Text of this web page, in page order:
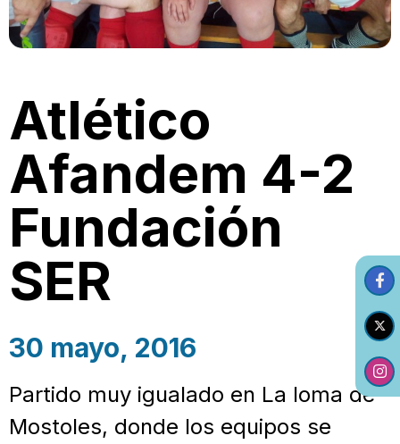
Atlético
Afandem 4-2
Fundación
SER
30 mayo, 2016
Partido muy igualado en La loma de
Mostoles, donde los equipos se